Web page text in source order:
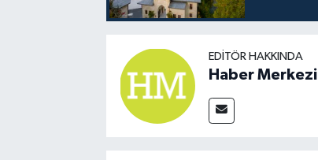
EDITÖR HAKKINDA
Haber Merkezi